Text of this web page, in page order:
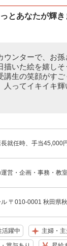
とあなたが輝
ウンターで、お
描いた絵を嬉し
講生の笑顔がす
人ってイキイキ
任時、手当45,000
営・企画・事務・教
〒010-0001 秋田県
活躍中 主婦・